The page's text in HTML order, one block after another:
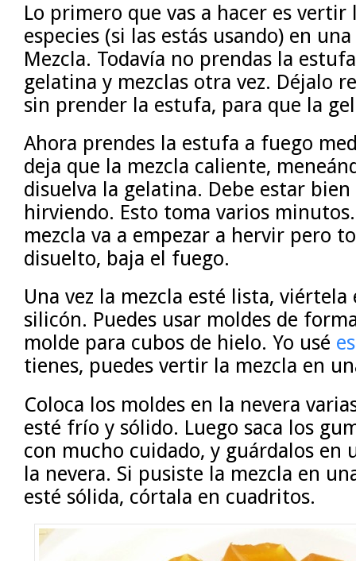
Lo primero que vas a hacer es vertir
especies (si las estás usando) en
Mezcla. Todavía no prendas la
gelatina y mezclas otra vez. Déjalo
sin prender la estufa, para que la
Ahora prendes la estufa a fuego
deja que la mezcla caliente,
disuelva la gelatina. Debe estar
hirviendo. Esto toma varios
mezcla va a empezar a hervir pero
disuelto, baja el fuego.
Una vez la mezcla esté lista, viértela
silicón. Puedes usar moldes de
molde para cubos de hielo. Yo usé
tienes, puedes vertir la mezcla en
Coloca los moldes en la nevera
esté frío y sólido. Luego saca los
con mucho cuidado, y guárdalos en
la nevera. Si pusiste la mezcla en
esté sólida, córtala en cuadritos.